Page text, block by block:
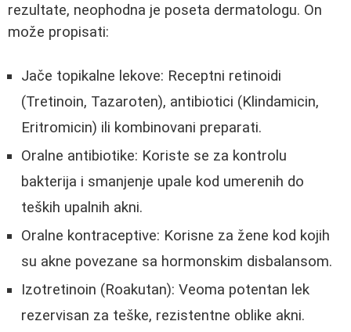
rezultate, neophodna je poseta dermatologu. On
može propisati:
Jače topikalne lekove: Receptni retinoidi
(Tretinoin, Tazaroten), antibiotici (Klindamicin,
Eritromicin) ili kombinovani preparati.
Oralne antibiotike: Koriste se za kontrolu
bakterija i smanjenje upale kod umerenih do
teških upalnih akni.
Oralne kontraceptive: Korisne za žene kod kojih
su akne povezane sa hormonskim disbalansom.
Izotretinoin (Roakutan): Veoma potentan lek
rezervisan za teške, rezistentne oblike akni.